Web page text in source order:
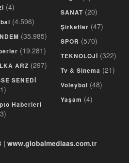
(4)
(4.596)
(35.985)
(19.281)
ARZ (297)
SENEDİ
Haberleri
SANAT (20)
Şirketler (47)
SPOR (570)
TEKNOLOJİ (322)
Tv & Sinema (21)
Voleybol (48)
Yaşam (4)
| www.globalmediaas.com.tr